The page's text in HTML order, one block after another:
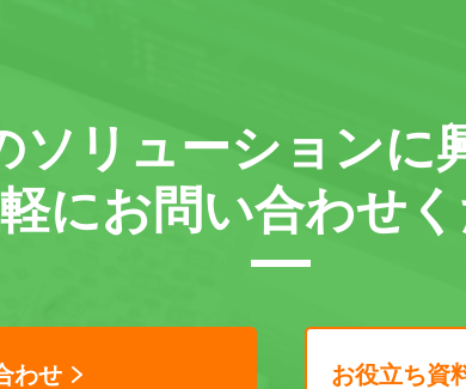
ソリューションに
にお問い合わせく
わせ お役立ち資